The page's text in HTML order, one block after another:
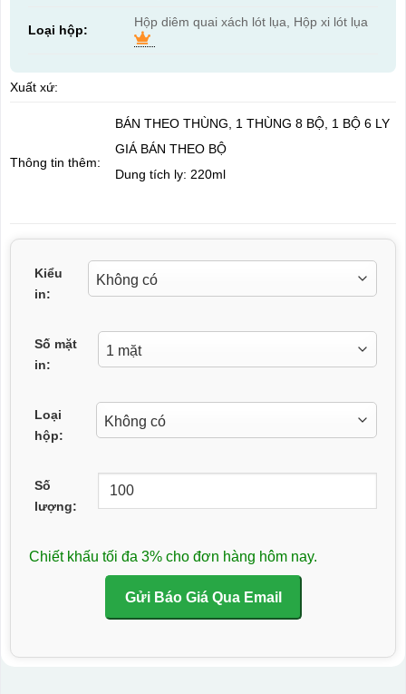
Loại hộp:
Hộp diêm quai xách lót lụa, Hộp xi lót lụa
Xuất xứ:
Thông tin thêm:
BÁN THEO THÙNG, 1 THÙNG 8 BỘ, 1 BỘ 6 LY
GIÁ BÁN THEO BỘ
Dung tích ly: 220ml
Kiểu
in:
Số mặt
in:
Loại
hộp:
Số
lượng:
Chiết khấu tối đa 3% cho đơn hàng hôm nay.
Gửi Báo Giá Qua Email